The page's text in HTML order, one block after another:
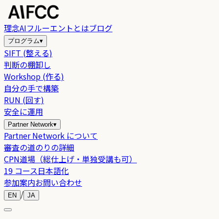
理念AIフルーエントとはブログ
プログラム▾
SIFT (整える)
判断の棚卸し
Workshop (作る)
自分の手で構築
RUN (回す)
安全に運用
Partner Network▾
Partner Network について
審査の道のりの詳細
CPN道場（総仕上げ・単独受講も可）
19 コース日本語化
参加案内お問い合わせ
EN / JA